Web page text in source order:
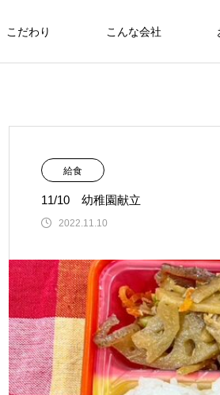
こだわり こんな会社
道の駅いたの 「いたの88
さわおせち2026
食への知識
6月22日（日）🇹🇭🇻🇳アジ
🇹🇼🇰🇷開催
NEW
8/17～21 ヘルシーメニュー
2026.08.07
給食
11/10 幼稚園献立
2022.11.10